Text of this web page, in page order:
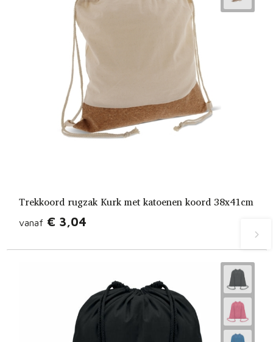
Trekkoord rugzak Kurk met katoenen koord 38x41cm
vanaf € 3,04